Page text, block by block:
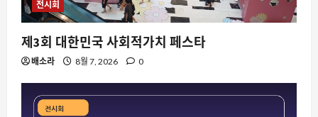
전시회
제3회 대한민국 사회적가치 페스타
배소라 8월 7, 2026 0
2
름 끝자락의 날씨가 주는 신호와 주의점
지지율도 근저당인 거 같습니다: 이재명
정권의 정치적 담보 가치 하락과 그 파장